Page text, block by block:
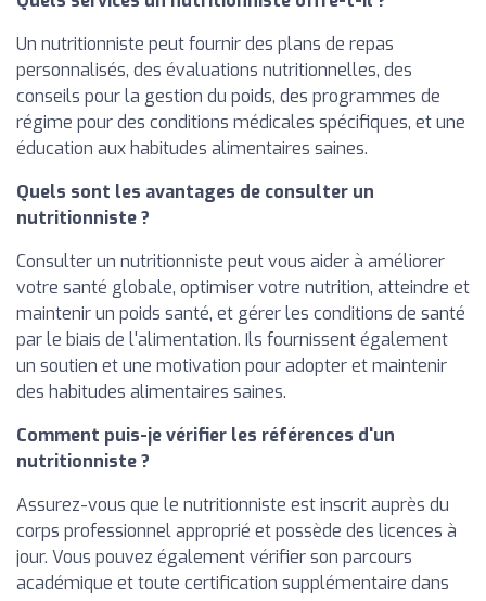
Un nutritionniste peut fournir des plans de repas
personnalisés, des évaluations nutritionnelles, des
conseils pour la gestion du poids, des programmes de
régime pour des conditions médicales spécifiques, et une
éducation aux habitudes alimentaires saines.
Quels sont les avantages de consulter un
nutritionniste ?
Consulter un nutritionniste peut vous aider à améliorer
votre santé globale, optimiser votre nutrition, atteindre et
maintenir un poids santé, et gérer les conditions de santé
par le biais de l'alimentation. Ils fournissent également
un soutien et une motivation pour adopter et maintenir
des habitudes alimentaires saines.
Comment puis-je vérifier les références d'un
nutritionniste ?
Assurez-vous que le nutritionniste est inscrit auprès du
corps professionnel approprié et possède des licences à
jour. Vous pouvez également vérifier son parcours
académique et toute certification supplémentaire dans